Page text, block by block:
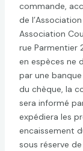
commande,
de
Association
rue Parmentier
en espèces ne
par une
du chèque, la
sera informé
expédiera les
encaissement
sous réserve